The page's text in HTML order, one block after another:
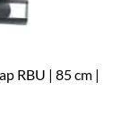
RBU | 85 cm |